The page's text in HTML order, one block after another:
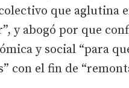
que aglutina
y abogó por que
y social “para
con el fin de